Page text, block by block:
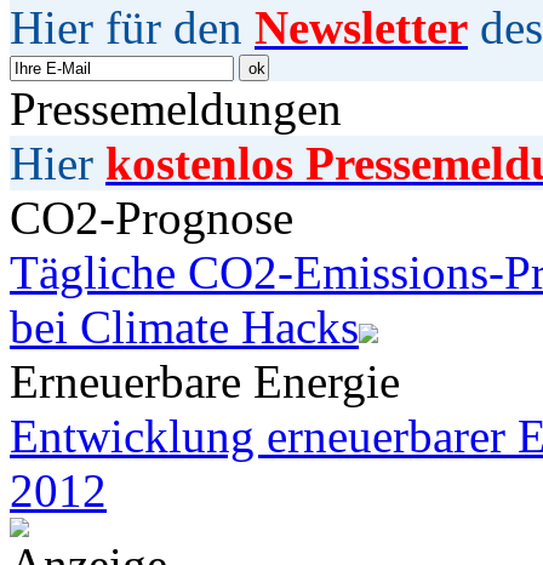
Hier für den Newsletter
Pressemeldungen
Hier kostenlos
CO2-Prognose
Tägliche CO2-Emissions-
bei Climate Hacks
Erneuerbare Energie
Entwicklung erneuerbarer
2012